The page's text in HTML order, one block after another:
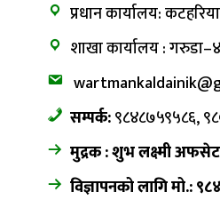
प्रधान कार्यालय:
शाखा कार्यालय :
सम्पर्क:९८४८७५९५८६,
मुद्रक : शुभ लक्ष्मी
विज्ञापनको लागि मो.: